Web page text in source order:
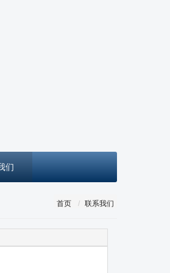
们
首页 联系我们